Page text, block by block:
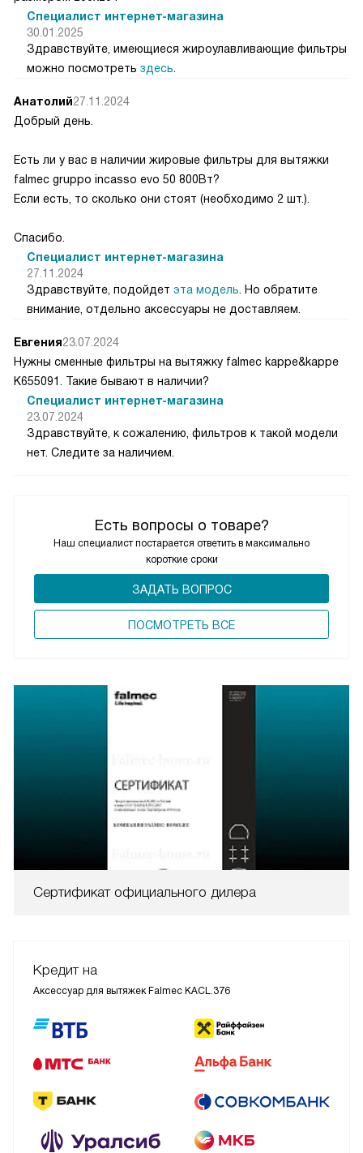
Есть вопросы о товаре?
Наш специалист постарается ответить в максимально
короткие сроки
ЗАДАТЬ ВОПРОС
ПОCМОТРЕТЬ ВСЕ
Специалист интернет-магазина
30.01.2025
Здравствуйте, имеющиеся жироулавливающие фильтры
можно посмотреть здесь
Анатолий27.11.2024
Добрый день.
Есть ли у вас в наличии жировые фильтры для вытяжки
falmec gruppo incasso evo 50 800Вт?
Если есть, то сколько они стоят (необходимо 2 шт.).
Спасибо.
Специалист интернет-магазина
27.11.2024
Здравствуйте, подойдет эта модель . Но обратите
внимание, отдельно аксессуары не доставляем.
Евгения23.07.2024
Нужны сменные фильтры на вытяжку falmec kappe&kappe
K655091. Такие бывают в наличии?
Специалист интернет-магазина
23.07.2024
Здравствуйте, к сожалению, фильтров к такой модели
нет. Следите за наличием.
Сертификат официального дилера
Кредит на
Аксессуар для вытяжек Falmec KACL.376